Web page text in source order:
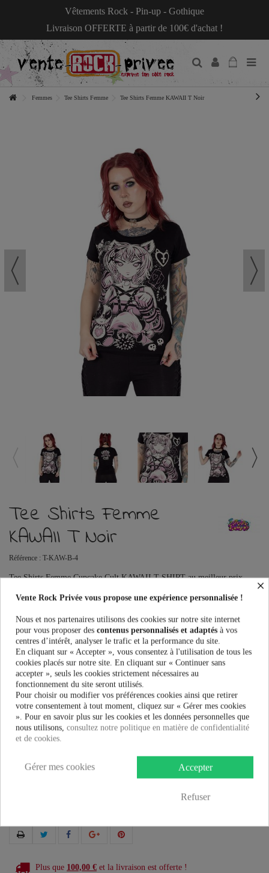
Vêtements Rock - Pin-up - Gothique
Livraison OFFERTE à partir de 100€ d'achat !
Femmes Tee Shirts Femme Tee Shirts Femme KAWAII T Noir
Tee Shirts Femme
KAWAII T Noir
Référence : T-KAW-B-4
Tee Shirts Femme Cupcake Cult KAWAII T SHIRT au meilleur prix.
Rétro, Glamour, Gothique, Punk, Lolita, Kawaii et bien plus encore...
Ce produit n'est plus en stock
PRÉVENEZ-MOI LORSQUE LE PRODUIT EST DISPONIBLE
Taille:
Couleur:
Plus que 100,00 € et la livraison est offerte !
×
Vente Rock Privée vous propose une expérience personnalisée !
Nous et nos partenaires utilisons des cookies sur notre site internet
pour vous proposer des contenus personnalisés et adaptés à vos
centres d’intérêt, analyser le trafic et la performance du site.
En cliquant sur « Accepter », vous consentez à l'utilisation de tous les
cookies placés sur notre site. En cliquant sur « Continuer sans
accepter », seuls les cookies strictement nécessaires au
fonctionnement du site seront utilisés.
Pour choisir ou modifier vos préférences cookies ainsi que retirer
votre consentement à tout moment, cliquez sur « Gérer mes cookies
». Pour en savoir plus sur les cookies et les données personnelles que
nous utilisons, consultez notre politique en matière de confidentialité
et de cookies.
Accepter
Refuser
Gérer mes cookies